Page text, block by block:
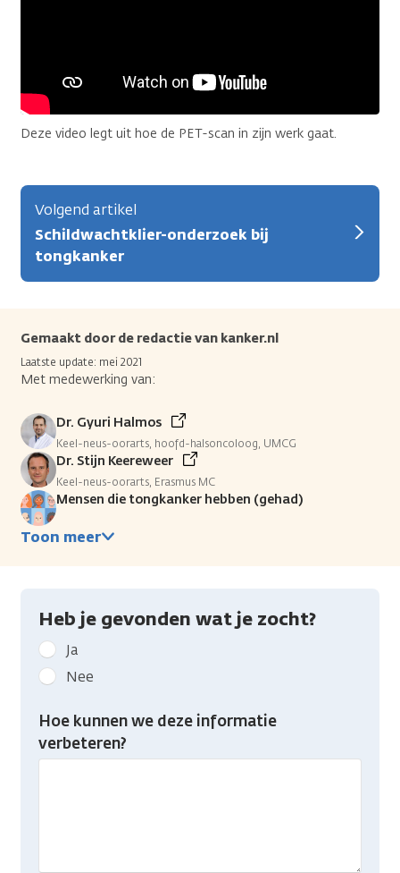
Deze video legt uit hoe de PET-scan in zijn werk gaat.
Volgend artikel
Schildwachtklier-onderzoek bij
tongkanker
Gemaakt door de redactie van kanker.nl
Laatste update: mei 2021
Met medewerking van:
Dr. Gyuri Halmos
Keel-neus-oorarts, hoofd-halsoncoloog, UMCG
Dr. Stijn Keereweer
Keel-neus-oorarts, Erasmus MC
Mensen die tongkanker hebben (gehad)
Toon meer
Heb je gevonden wat je zocht?
Geef
kanker.nl
feedback:
Heb
gevonden
Ja
Nee
Hoe kunnen we deze informatie
verbeteren?